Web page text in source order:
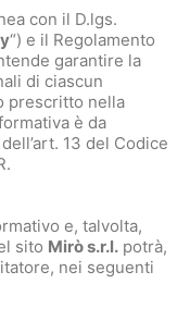
con il D.lgs.
“) e il Regolamento
garantire la
di ciascun
prescritto nella
è da
13 del Codice
e, talvolta,
sito Mirò s.r.l. potrà,
nei seguenti